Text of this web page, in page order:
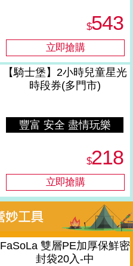
$543
豐富 安全 盡情玩樂
【騎士堡】2小時兒童星光
時段券(多門市)
$218
FaSoLa 雙層PE加厚保鮮密
封袋20入-中